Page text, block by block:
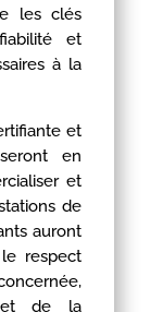
les clés
et
à la
et
en
et
de
auront
le respect
et de la